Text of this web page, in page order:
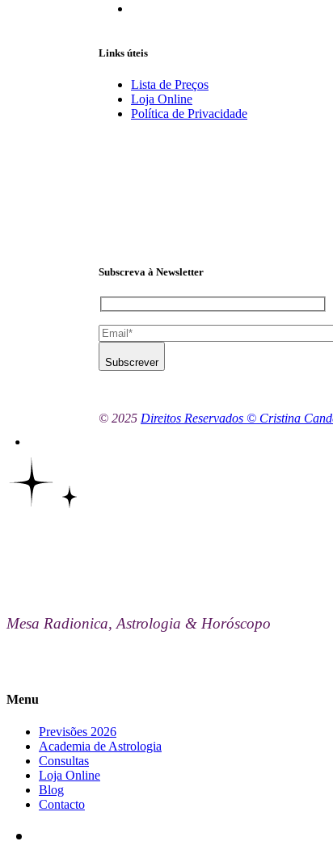
Links úteis
Lista de Preços
Loja Online
Política de Privacidade
Subscreva à Newsletter
Subscrever
© 2025 Direitos Reservados © Cristina
Mesa Radionica, Astrologia & Horóscopo
Menu
Previsões 2026
Academia de Astrologia
Consultas
Loja Online
Blog
Contacto